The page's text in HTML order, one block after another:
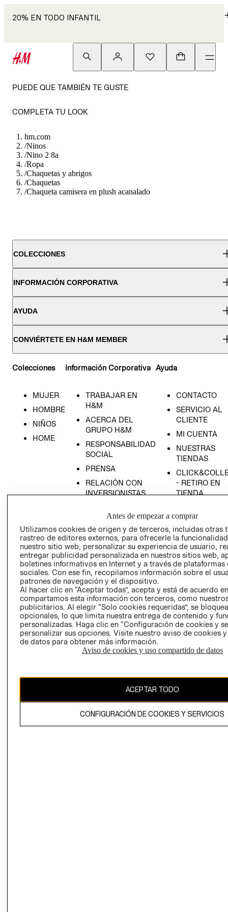
20% EN TODO INFANTIL
PUEDE QUE TAMBIÉN TE GUSTE
COMPLETA TU LOOK
hm.com
/Ninos
/Nino 2 8a
/Ropa
/Chaquetas y abrigos
/Chaquetas
/Chaqueta camisera en plush acanalado
COLECCIONES
INFORMACIÓN CORPORATIVA
AYUDA
CONVIÉRTETE EN H&M MEMBER
Colecciones
MUJER
HOMBRE
NIÑOS
HOME
Información Corporativa
TRABAJAR EN
H&M
ACERCA DEL
GRUPO H&M
RESPONSABILIDAD
SOCIAL
PRENSA
RELACIÓN CON
INVERSIONISTAS
EMPRESARIAL
Ayuda
CONTACTO
SERVICIO AL
CLIENTE
MI CUENTA
NUESTRAS
TIENDAS
- RETIRO EN
TIENDA
CONDICIONES
AVISO DE
PRIVACIDAD
GIFT CARD
AVISO DE
El contenido de esta página web está protegido por copyright y es
Antes de empezar a comprar
Utilizamos cookies de origen y de terceros, incluidas otras
rastreo de editores externos, para ofrecerle la
nuestro sitio web, personalizar su experiencia de usuario,
entregar publicidad personalizada en nuestros sitios web,
boletines informativos en Internet y a través de plataformas
sociales. Con ese fin, recopilamos información sobre el
patrones de navegación y el dispositivo.
Al hacer clic en “Aceptar todas”, acepta y está de acuerdo
compartamos esta información con terceros, como
publicitarios. Al elegir “Solo cookies requeridas”, se
opcionales, lo que limita nuestra entrega de contenido y
personalizadas. Haga clic en “Configuración de cookies y
personalizar sus opciones. Visite nuestro aviso de cookies
de datos para obtener más información.
Aviso de cookies y uso compartido de datos
ACEPTAR TODO
CONFIGURACIÓN DE COOKIES Y SERVICIOS